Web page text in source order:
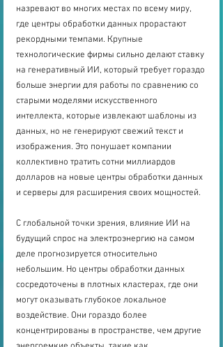
назревают во многих местах по всему миру,
где центры обработки данных прорастают
рекордными темпами. Крупные
технологические фирмы сильно делают ставку
на генеративный ИИ, который требует гораздо
больше энергии для работы по сравнению со
старыми моделями искусственного
интеллекта, которые извлекают шаблоны из
данных, но не генерируют свежий текст и
изображения. Это понушает компании
коллективно тратить сотни миллиардов
долларов на новые центры обработки данных
и серверы для расширения своих мощностей.
С глобальной точки зрения, влияние ИИ на
будущий спрос на электроэнергию на самом
деле прогнозируется относительно
небольшим. Но центры обработки данных
сосредоточены в плотных кластерах, где они
могут оказывать глубокое локальное
воздействие. Они гораздо более
концентрированы в пространстве, чем другие